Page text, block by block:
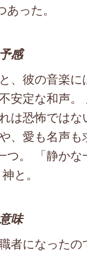
った。
感
、彼の音楽に
安定な和声。
は恐怖ではな
、愛も名声も
つ。 「静かな
と。
味
者になったの